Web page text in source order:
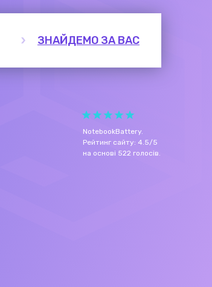
ЗНАЙДЕМО ЗА ВАС
NotebookBattery.
Рейтинг сайту: 4.5/5
на основі 522 голосів.